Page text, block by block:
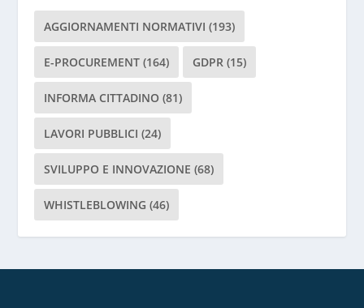
s
i
r
v
o
u
AGGIORNAMENTI NORMATIVI (193)
E-PROCUREMENT (164) GDPR (15)
INFORMA CITTADINO (81)
LAVORI PUBBLICI (24)
SVILUPPO E INNOVAZIONE (68)
WHISTLEBLOWING (46)